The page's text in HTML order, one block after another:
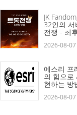
JK
32인의 서
전쟁 - 최
2026-08-07
에스리 프
의 힘으로
현하는 방
2026-08-07